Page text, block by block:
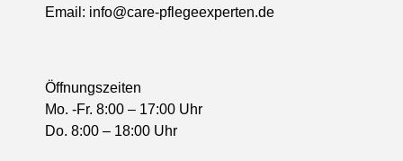
Email: info@care-pflegeexperten.de
Öffnungszeiten
Mo. -Fr. 8:00 – 17:00 Uhr
Do. 8:00 – 18:00 Uhr